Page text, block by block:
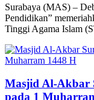
Surabaya (MAS) –
Pendidikan”
Tinggi Agama Islam
Masjid Al-Akbar
pada 1